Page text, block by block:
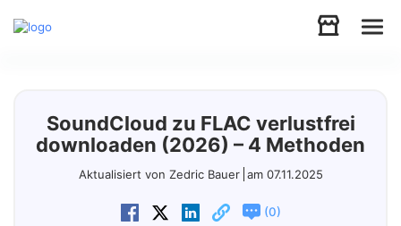
VideoSoundCloud zu FLAC verlustfrei
downloaden (2026) – 4 Methoden
Aktualisiert von Zedric Bauer am 07.11.2025
(0)